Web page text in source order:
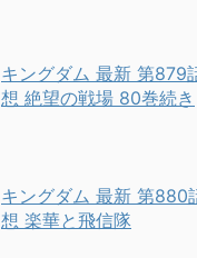
キングダム 最新 第879
想 絶望の戦場 80巻続き
キングダム 最新 第880
想 楽華と飛信隊